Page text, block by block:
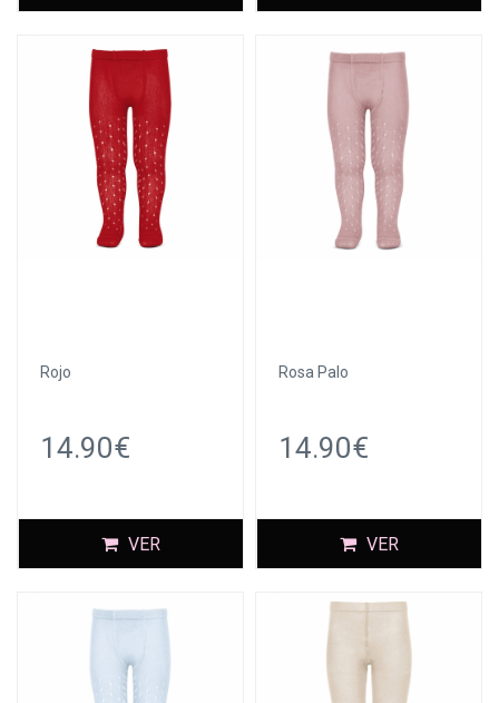
Rojo
14.90€
VER
Rosa Palo
14.90€
VER